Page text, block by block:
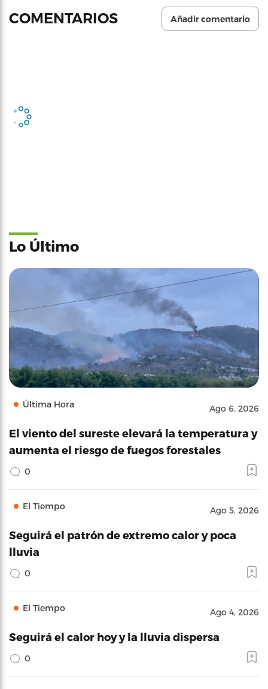
COMENTARIOS Añadir comentario
Lo Último
Última Hora Ago 6, 2026
El viento del sureste elevará la temperatura y
aumenta el riesgo de fuegos forestales
0
El Tiempo Ago 5, 2026
Seguirá el patrón de extremo calor y poca
lluvia
0
El Tiempo Ago 4, 2026
Seguirá el calor hoy y la lluvia dispersa
0